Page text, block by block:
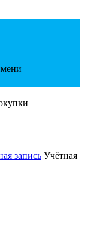
запись Учётная